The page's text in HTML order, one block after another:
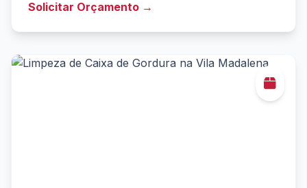
Solicitar Orçamento →